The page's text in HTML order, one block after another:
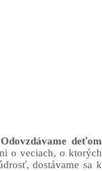
Odovzdávame deťom
o veciach, o ktorých
dostávame sa k